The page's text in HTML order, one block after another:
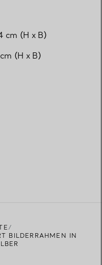
cm (H x B)
(H x B)
BILDERRAHMEN IN